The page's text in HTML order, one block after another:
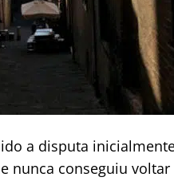
a disputa
nunca conseguiu